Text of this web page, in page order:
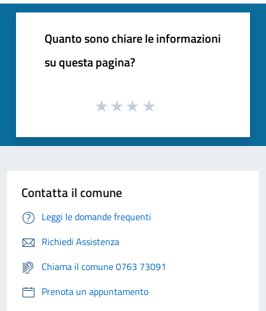
Quanto sono chiare le informazioni
su questa pagina?
Contatta il comune
Leggi le domande frequenti
Richiedi Assistenza
Chiama il comune 0763 73091
Prenota un appuntamento